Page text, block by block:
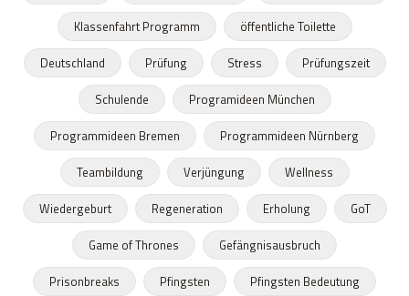
Klassenfahrt Programm
öffentliche Toilette
Deutschland
Prüfung Stress
Prüfungszeit
Schulende
Programideen München
Programmideen Bremen
Programmideen Nürnberg
Teambildung
Verjüngung
Wellness
Wiedergeburt
Regeneration Erholung
GoT
Game of Thrones
Gefängnisausbruch
Prisonbreaks
Pfingsten
Pfingsten Bedeutung